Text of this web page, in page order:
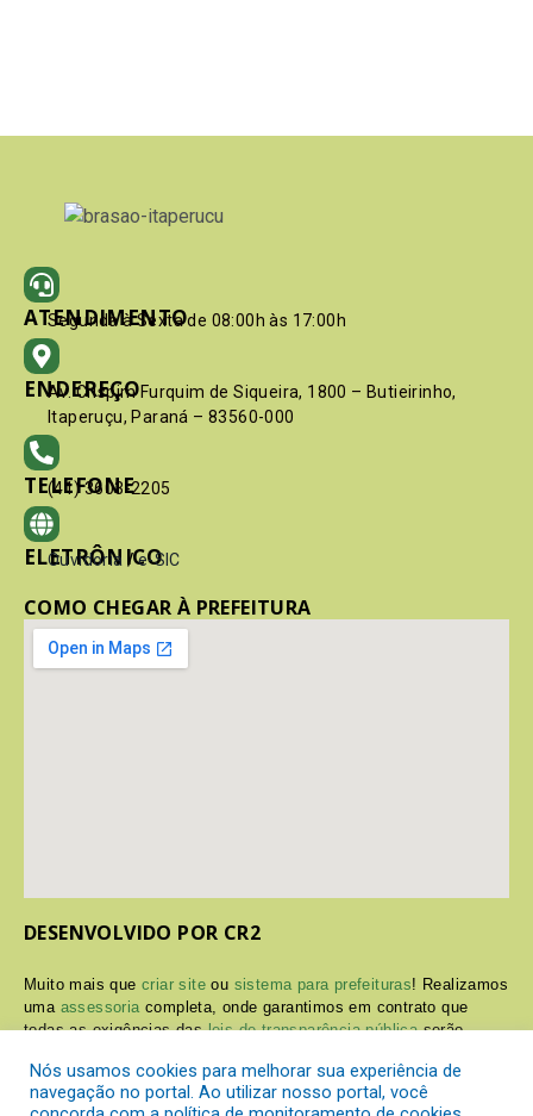
ATENDIMENTO
Segunda à Sexta de 08:00h às 17:00h
ENDEREÇO
Av. Crispim Furquim de Siqueira, 1800 – Butieirinho,
Itaperuçu, Paraná – 83560-000
TELEFONE
(41) 3603-2205
ELETRÔNICO
Ouvidoria / e-SIC
COMO CHEGAR À PREFEITURA
DESENVOLVIDO POR CR2
Muito mais quecriar site ou sistema para prefeituras! Realizamos
uma assessoria completa, onde garantimos em contrato que
todas as exigências dasleis de transparência públicaserão
Conheça oPNTPe oRadar da Transparência Pública
Nós usamos cookies para melhorar sua experiência de
navegação no portal. Ao utilizar nosso portal, você